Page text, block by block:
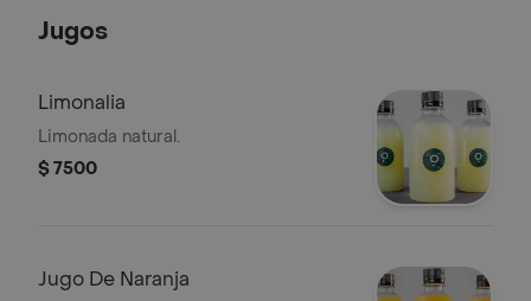
Jugos
Limonalia
Limonada natural.
$ 7500
Jugo De Naranja